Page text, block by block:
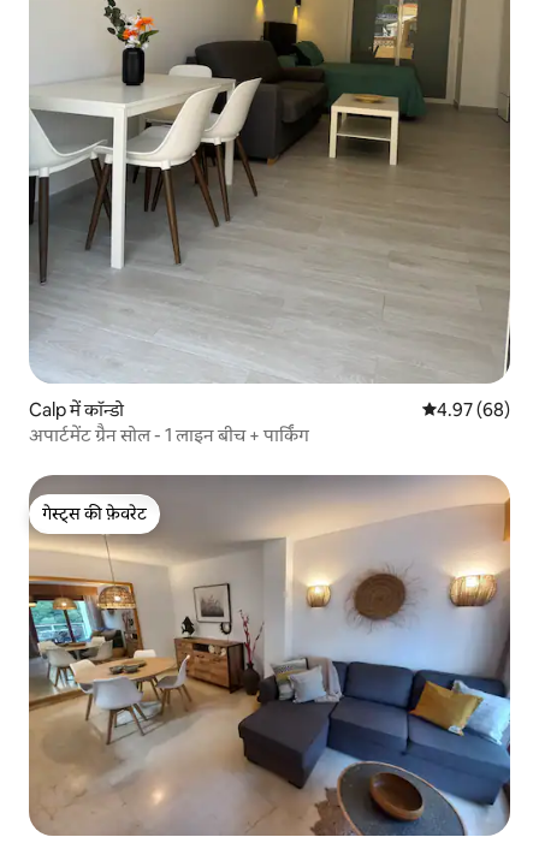
Calp में कॉन्डो औसत रेटिंग 5 में
4.97 (68)
अपार्टमेंट ग्रैन सोल - 1 लाइन बीच + पार्किंग
गेस्ट्स की फ़ेवरेट
गेस्ट्स की फ़ेवरेट